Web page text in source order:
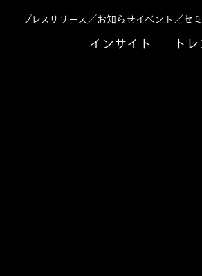
インサイト ト
プレスリリース／お知らせイベント／セ